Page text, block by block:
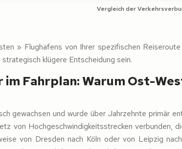
Vergleich der
» Flughafens von Ihrer spezifischen
klügere Entscheidung sein.
Fahrplan: Warum Ost-
gewachsen und wurde über Jahrzehnte primär
von Hochgeschwindigkeitsstrecken verbunden,
von Dresden nach Köln oder von Leipzig